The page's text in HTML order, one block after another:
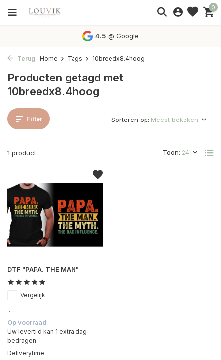
0
4.5 @Google
Terug Home Tags 10breedx8.4hoog
Producten getagd met
10breedx8.4hoog
Filter
1 product Toon:
Sorteren op:
DTF "PAPA. THE MAN"
Vergelijk
...
Op voorraad
Uw levertijd kan 1 extra dag
bedragen.
Deliverytime